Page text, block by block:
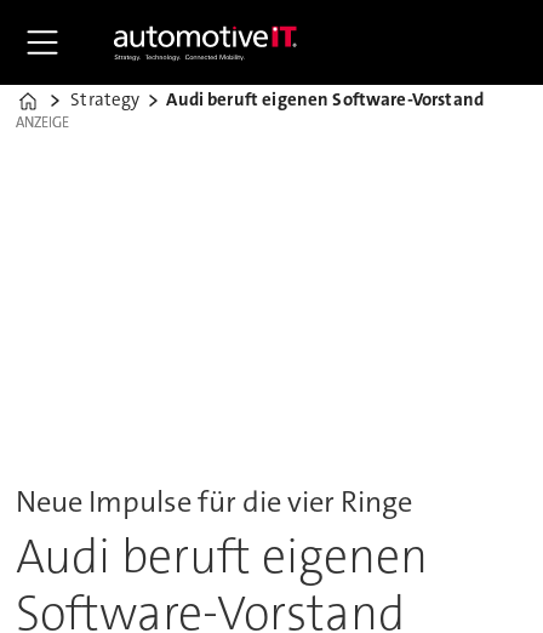
Home
Strategy Audi beruft eigenen Software-Vorstand
ANZEIGE
ANZEIGE
Neue Impulse für die vier Ringe
Audi beruft eigenen
Software-Vorstand